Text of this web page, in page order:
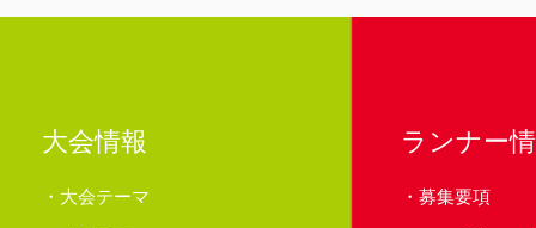
大会情報
大会テーマ
ランナー
募集要項